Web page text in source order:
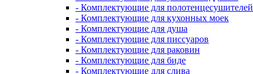
- Комплектующие для полотенцесушителей
- Комплектующие для кухонных моек
- Комплектующие для душа
- Комплектующие для писсуаров
- Комплектующие для раковин
- Комплектующие для биде
- Комплектующие для слива